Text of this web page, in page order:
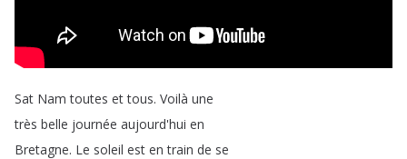
Sat Nam toutes et tous. Voilà une
très belle journée aujourd'hui en
Bretagne. Le soleil est en train de se